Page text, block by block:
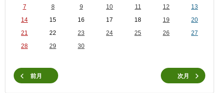
7
8 9 10 11 12
13
14
15 16 17 18 19
20
21
22 23 24 25 26
27
28
29 30
前月 次月